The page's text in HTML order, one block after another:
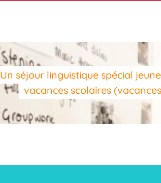
Un séjour linguistique spécial
vacances scolaires